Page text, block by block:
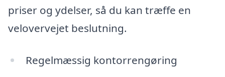
priser og ydelser, så du kan træffe en
velovervejet beslutning.
Regelmæssig kontorrengøring